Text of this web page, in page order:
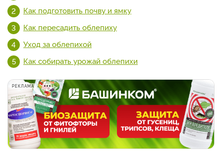
Как подготовить почву и ямку
Как пересадить облепиху
Уход за облепихой
Как собирать урожай облепихи
РЕКЛАМА